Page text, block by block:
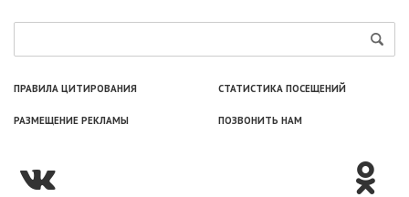
ПРАВИЛА ЦИТИРОВАНИЯ СТАТИСТИКА ПОСЕЩЕНИЙ
РАЗМЕЩЕНИЕ РЕКЛАМЫ ПОЗВОНИТЬ НАМ